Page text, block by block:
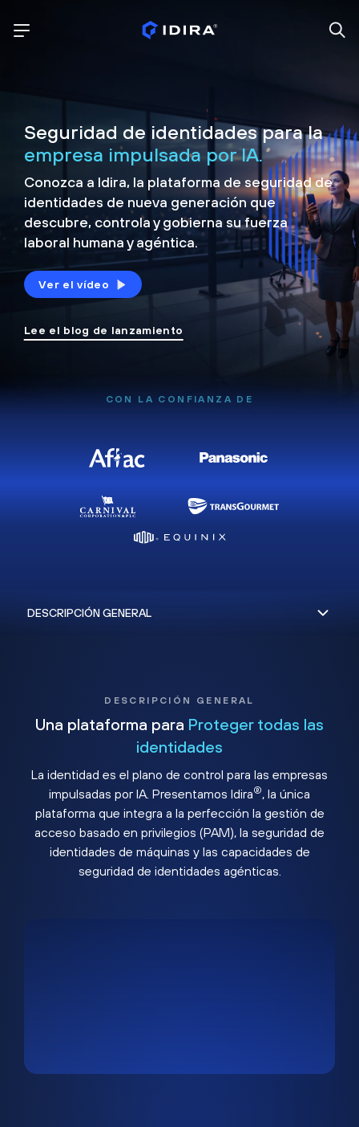
Seguridad de identidades para la
empresa impulsada por IA.
Conozca a Idira, la plataforma de seguridad de
identidades de nueva generación que
descubre, controla ygobierna su fuerza
laboral humana y agéntica.
Ver el vídeo
Lee el blog de lanzamiento
CON LA CONFIANZA DE
DESCRIPCIÓN GENERAL
Una plataforma para Proteger todas las
identidades
La identidad es el plano de control para las empresas
impulsadas por IA. Presentamos Idira®, la única
plataforma que integra a la perfección la gestión de
acceso basado en privilegios (PAM), la seguridad de
identidades de máquinas y las capacidades de
seguridad de identidades agénticas.